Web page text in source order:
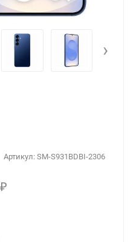
›
Артикул: SM-S931BDBI-2306
₽